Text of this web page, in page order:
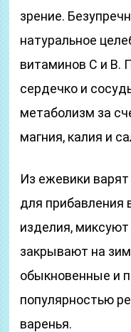
зрение.
натуральное
витаминов С и В.
сердечко и
метаболизм за
магния, калия и
Из ежевики
для
изделия,
закрывают на
обыкновенные и
популярностью
варенья.